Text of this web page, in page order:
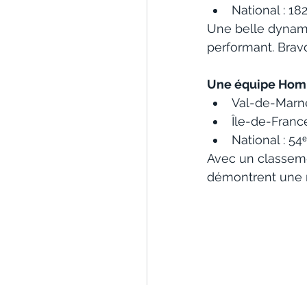
National :
Une belle
performant.
Une équipe
Val-de-
Île-de-
National :
Avec un
démontrent une